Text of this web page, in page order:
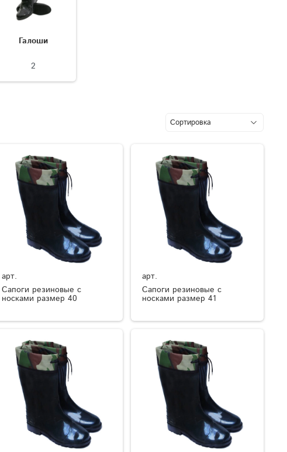
Галоши
2
арт.
Сапоги резиновые с
носками размер 40
арт.
Сапоги резиновые с
носками размер 41